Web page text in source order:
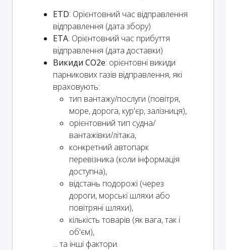
ETD: Орієнтовний час відправлення
відправлення (дата збору)
ETA: Орієнтовний час прибуття
відправлення (дата доставки)
Викиди CO2e: орієнтовні викиди
парникових газів відправлення, які
враховують:
тип вантажу/послуги (повітря,
море, дорога, кур'єр, залізниця),
орієнтовний тип судна/
вантажівки/літака,
конкретний автопарк
перевізника (коли інформація
доступна),
відстань подорожі (через
дороги, морські шляхи або
повітряні шляхи),
кількість товарів (як вага, так і
об'єм),
... та інші фактори.